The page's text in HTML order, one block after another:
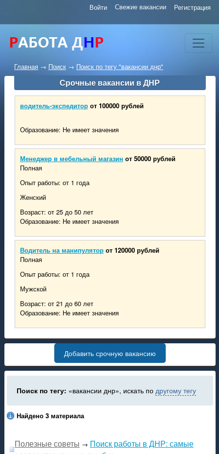
Войти Свежие вакансии Регистрация
Главная → Поиск→ Поиск по тегу "вакансии днр"
Срочные вакансии в ДНР
водитель-экспедитор от 100000 рублей
Образование: Не имеет значения
Менеджер в мебельный магазин от 50000 рублей
Полная
Опыт работы: от 1 года
Женский
Возраст: от 25 до 50 лет
Образование: Не имеет значения
Водитель на манипулятор от 120000 рублей
Полная
Опыт работы: от 1 года
Мужской
Возраст: от 21 до 60 лет
Образование: Не имеет значения
Добавить срочную вакансию
Поиск по тегу: «вакансии днр», искать по другому тегу
Найдено 3 материала
Полезные советы → Поиск работы в ДНР: самые